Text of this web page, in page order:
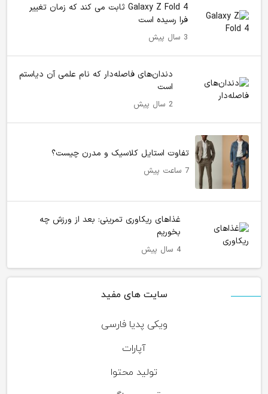
Galaxy Z Fold 4 ثابت می کند که زمان تغییر
فرا رسیده است
3 سال پیش
دندان‌های فاصله‌دار که نام علمی آن دیاستم
است
2 سال پیش
تفاوت استایل کلاسیک و مدرن چیست؟
7 ساعت پیش
غذاهای ریکاوری تمرینی: بعد از ورزش چه
بخوریم
4 سال پیش
سایت های مفید
ویکی پدیا فارسی
آپارات
تولید محتوا